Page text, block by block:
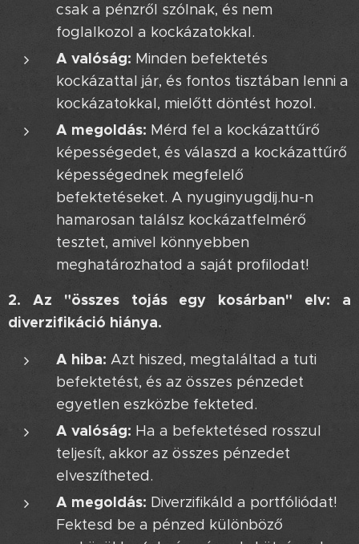
csak a pénzről szólnak, és nem
foglalkozol a kockázatokkal.
A valóság: Minden befektetés
kockázattal jár, és fontos tisztában lenni a
kockázatokkal, mielőtt döntést hozol.
A megoldás: Mérd fel a kockázattűrő
képességedet, és válaszd a kockázattűrő
képességednek megfelelő
befektetéseket. A nyuginyugdij.hu-n
hamarosan találsz kockázatfelmérő
tesztet, amivel könnyebben
meghatározhatod a saját profilodat!
2. Az "összes tojás egy kosárban" elv: a
diverzifikáció hiánya.
A hiba: Azt hiszed, megtaláltad a tuti
befektetést, és az összes pénzedet
egyetlen eszközbe fekteted.
A valóság: Ha a befektetésed rosszul
teljesít, akkor az összes pénzedet
elveszítheted.
A megoldás: Diverzifikáld a portfóliódat!
Fektesd be a pénzed különböző